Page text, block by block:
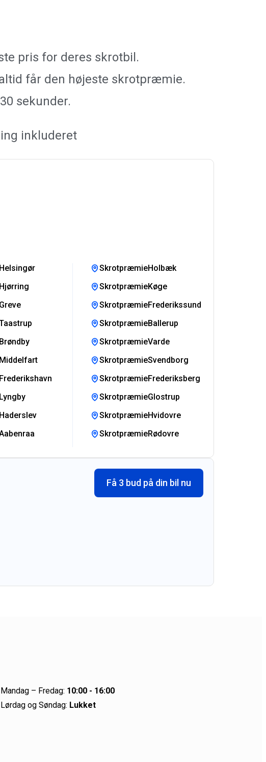
pris for deres skrotbil.
får den højeste skrotpræmie.
sekunder.
inkluderet
SkrotpræmieHolbæk
SkrotpræmieKøge
SkrotpræmieFrederikssund
SkrotpræmieBallerup
SkrotpræmieVarde
SkrotpræmieSvendborg
SkrotpræmieFrederiksberg
SkrotpræmieGlostrup
SkrotpræmieHvidovre
SkrotpræmieRødovre
Få 3 bud på din bil nu
Mandag – Fredag: 10:00 - 16:00
Lørdag og Søndag: Lukket